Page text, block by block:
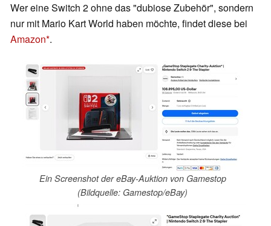
Wer eine Switch 2 ohne das "dubiose Zubehör", sondern
nur mit Mario Kart World haben möchte, findet diese bei
Amazon .
Ein Screenshot der eBay-Auktion von Gamestop
(Bildquelle: Gamestop/eBay)